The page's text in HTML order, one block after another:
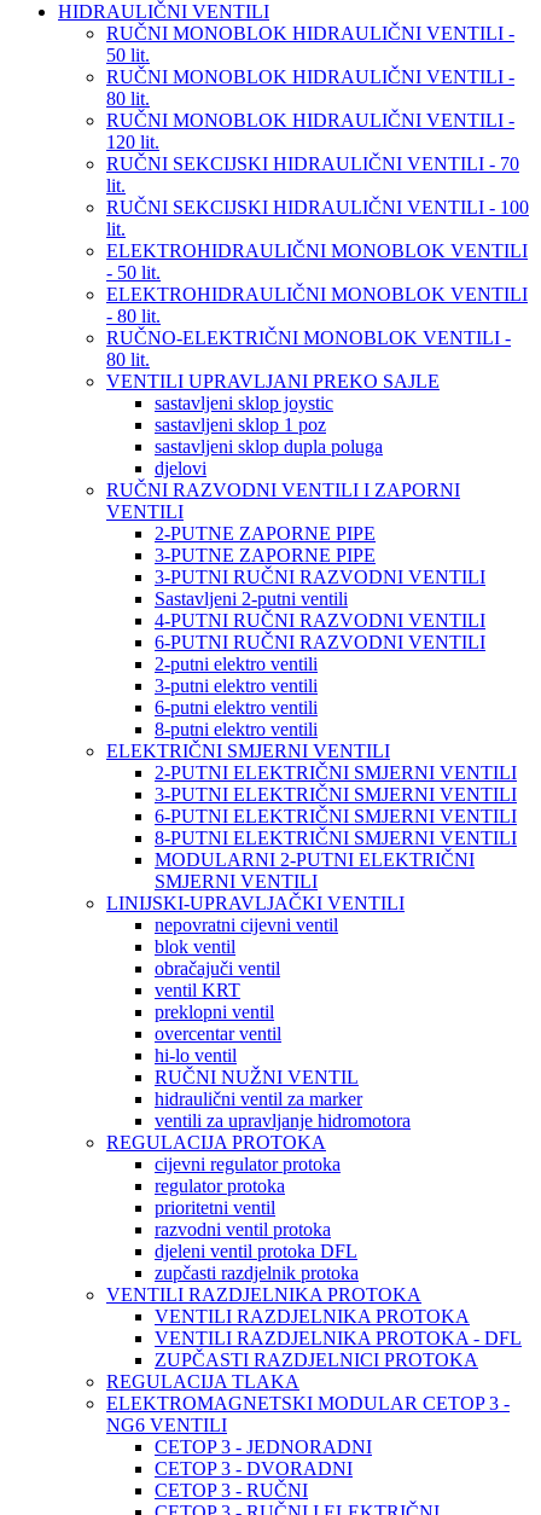
HIDRAULIČNI VENTILI
RUČNI MONOBLOK HIDRAULIČNI VENTILI -
50 lit.
RUČNI MONOBLOK HIDRAULIČNI VENTILI -
80 lit.
RUČNI MONOBLOK HIDRAULIČNI VENTILI -
120 lit.
RUČNI SEKCIJSKI HIDRAULIČNI VENTILI - 70
lit.
RUČNI SEKCIJSKI HIDRAULIČNI VENTILI - 100
lit.
ELEKTROHIDRAULIČNI MONOBLOK VENTILI
- 50 lit.
ELEKTROHIDRAULIČNI MONOBLOK VENTILI
- 80 lit.
RUČNO-ELEKTRIČNI MONOBLOK VENTILI -
80 lit.
VENTILI UPRAVLJANI PREKO SAJLE
sastavljeni sklop joystic
sastavljeni sklop 1 poz
sastavljeni sklop dupla poluga
djelovi
RUČNI RAZVODNI VENTILI I ZAPORNI
VENTILI
2-PUTNE ZAPORNE PIPE
3-PUTNE ZAPORNE PIPE
3-PUTNI RUČNI RAZVODNI VENTILI
Sastavljeni 2-putni ventili
4-PUTNI RUČNI RAZVODNI VENTILI
6-PUTNI RUČNI RAZVODNI VENTILI
2-putni elektro ventili
3-putni elektro ventili
6-putni elektro ventili
8-putni elektro ventili
ELEKTRIČNI SMJERNI VENTILI
2-PUTNI ELEKTRIČNI SMJERNI VENTILI
3-PUTNI ELEKTRIČNI SMJERNI VENTILI
6-PUTNI ELEKTRIČNI SMJERNI VENTILI
8-PUTNI ELEKTRIČNI SMJERNI VENTILI
MODULARNI 2-PUTNI ELEKTRIČNI
SMJERNI VENTILI
LINIJSKI-UPRAVLJAČKI VENTILI
nepovratni cijevni ventil
blok ventil
obračajuči ventil
ventil KRT
preklopni ventil
overcentar ventil
hi-lo ventil
RUČNI NUŽNI VENTIL
hidraulični ventil za marker
ventili za upravljanje hidromotora
REGULACIJA PROTOKA
cijevni regulator protoka
regulator protoka
prioritetni ventil
razvodni ventil protoka
djeleni ventil protoka DFL
zupčasti razdjelnik protoka
VENTILI RAZDJELNIKA PROTOKA
VENTILI RAZDJELNIKA PROTOKA
VENTILI RAZDJELNIKA PROTOKA - DFL
ZUPČASTI RAZDJELNICI PROTOKA
REGULACIJA TLAKA
ELEKTROMAGNETSKI MODULAR CETOP 3 -
NG6 VENTILI
CETOP 3 - JEDNORADNI
CETOP 3 - DVORADNI
CETOP 3 - RUČNI